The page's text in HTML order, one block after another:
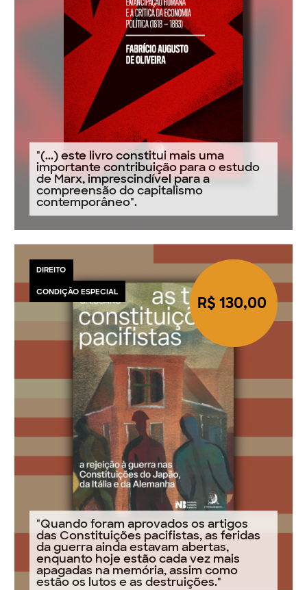
"(...) este livro constitui mais uma
importante contribuição para o estudo
de Marx, imprescindível para a
compreensão do capitalismo
contemporâneo".
DIREITO
CONDIÇÃO ESPECIAL
R$ 130,00
"Quando foram aprovados os artigos
das Constituições pacifistas, as feridas
da guerra ainda estavam abertas,
enquanto hoje estão cada vez mais
apagadas na memória, assim como
estão os lutos e as destruições."